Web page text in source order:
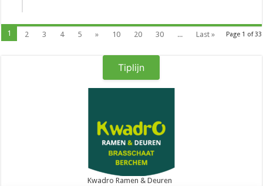
Page 1 of 33
1 2 3 4 5 » 10 20 30 ... Last »
Tiplijn
Kwadro Ramen & Deuren